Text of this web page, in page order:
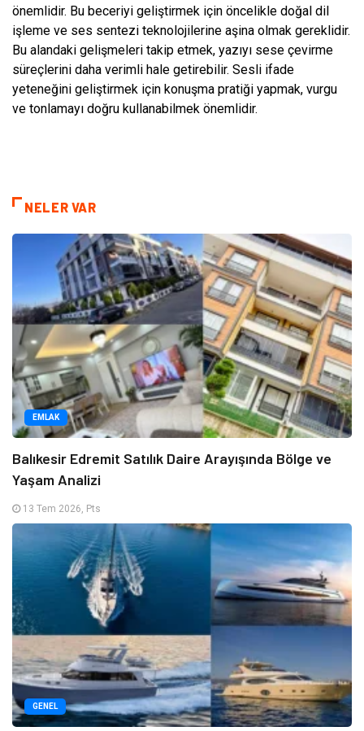
önemlidir. Bu beceriyi geliştirmek için öncelikle doğal dil
işleme ve ses sentezi teknolojilerine aşina olmak gereklidir.
Bu alandaki gelişmeleri takip etmek, yazıyı sese çevirme
süreçlerini daha verimli hale getirebilir. Sesli ifade
yeteneğini geliştirmek için konuşma pratiği yapmak, vurgu
ve tonlamayı doğru kullanabilmek önemlidir.
NELER VAR
EMLAK
Balıkesir Edremit Satılık Daire Arayışında Bölge ve
Yaşam Analizi
13 Tem 2026, Pts
GENEL